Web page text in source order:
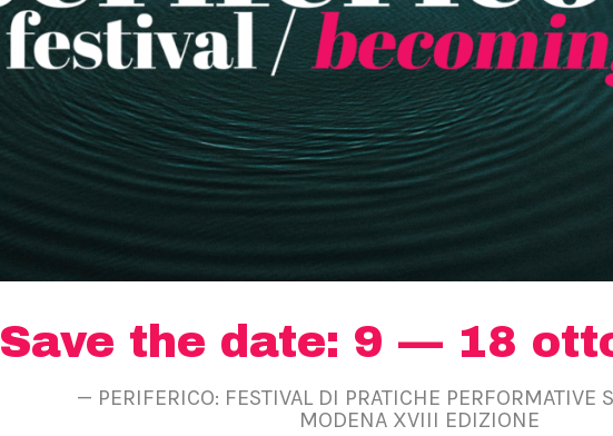
Save the date: 9 — 18
— PERIFERICO: FESTIVAL DI PRATICHE PERFORMATIVE
MODENA XVIII EDIZIONE